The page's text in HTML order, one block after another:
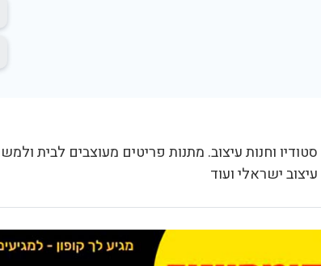
סטודיו וחנות עיצוב. מתנות פריטים מעוצבים לבית
עיצוב ישראלי ועוד